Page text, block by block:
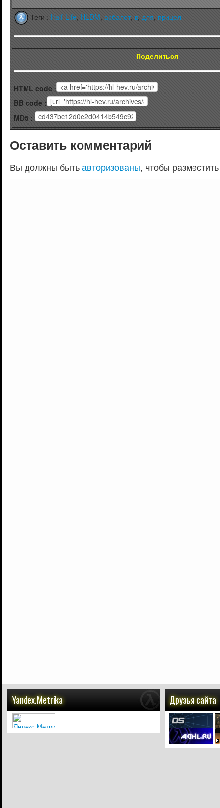
Теги : Half-Life HLDM арбалет, в, для, прицел
Поделиться
HTML code :
BB code :
MD5 :
Оставить комментарий
Вы должны бытьавторизованы, чтобы
Yandex.Metrika Друзья сайта